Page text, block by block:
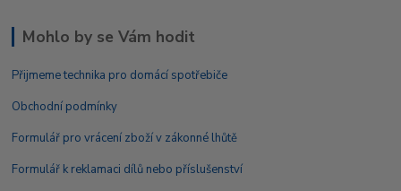
Mohlo by se Vám hodit
Přijmeme technika pro domácí spotřebiče
Obchodní podmínky
Formulář pro vrácení zboží v zákonné lhůtě
Formulář k reklamaci dílů nebo příslušenství